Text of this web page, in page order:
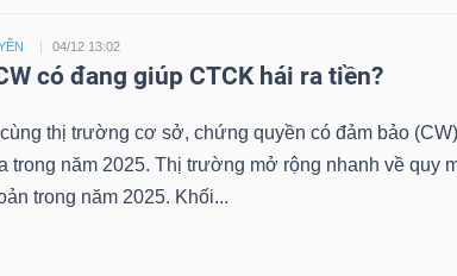
04/12 13:02
có đang giúp CTCK hái ra tiền?
thị trường cơ sở, chứng quyền có đảm bảo
trong năm 2025. Thị trường mở rộng nhanh về quy
trong năm 2025. Khối...